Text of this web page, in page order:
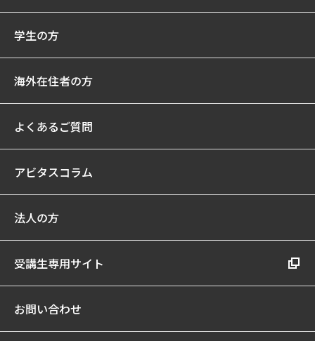
学生の方
海外在住者の方
よくあるご質問
アビタスコラム
法人の方
受講生専用サイト
お問い合わせ